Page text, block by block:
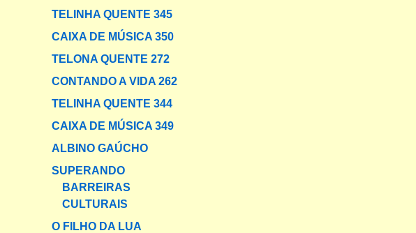
TELINHA QUENTE 345
CAIXA DE MÚSICA 350
TELONA QUENTE 272
CONTANDO A VIDA 262
TELINHA QUENTE 344
CAIXA DE MÚSICA 349
ALBINO GAÚCHO
SUPERANDO
BARREIRAS
CULTURAIS
O FILHO DA LUA